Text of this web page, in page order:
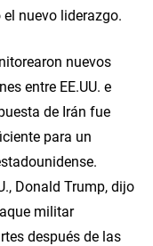
nuevo liderazgo.
nuevos
entre EE.UU. e
de Irán fue
para un
Donald Trump, dijo
militar
después de las